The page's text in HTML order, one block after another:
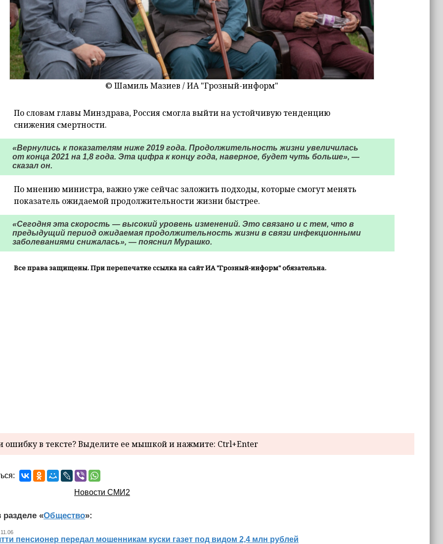
© Шамиль Мазиев / ИА "Грозный-информ"
По словам главы Минздрава, Россия смогла выйти на устойчивую тенденцию
снижения смертности.
«Вернулись к показателям ниже 2019 года. Продолжительность жизни увеличилась
от конца 2021 на 1,8 года. Эта цифра к концу года, наверное, будет чуть больше», —
сказал он.
По мнению министра, важно уже сейчас заложить подходы, которые смогут менять
показатель ожидаемой продолжительности жизни быстрее.
«Сегодня эта скорость — высокий уровень изменений. Это связано и с тем, что в
предыдущий период ожидаемая продолжительность жизни в связи инфекционными
заболеваниями снижалась», — пояснил Мурашко.
Все права защищены. При перепечатке ссылка на сайт ИА "Грозный-информ" обязательна.
в тексте? Выделите ее мышкой и нажмите: Ctrl+Enter
Новости СМИ2
разделе «Общество»:
пенсионер передал мошенникам куски газет под видом 2,4 млн рублей